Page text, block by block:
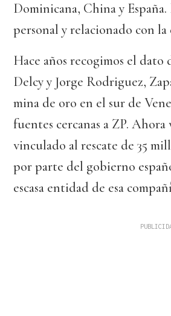
Dominicana, China y
personal y relacionado con
Hace años recogimos el dato
Delcy y Jorge Rodriguez,
mina de oro en el sur de
fuentes cercanas a ZP.
vinculado al rescate de 35
por parte del gobierno
escasa entidad de esa